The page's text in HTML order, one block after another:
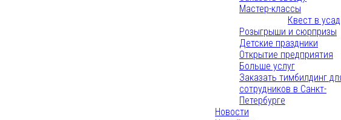
Мастер-классы
Квест в
Розыгрыши и сюрпризы
Детские праздники
Открытие предприятия
Больше услуг
Заказать тимбилдинг
сотрудников в Санкт-
Петербурге
Новости